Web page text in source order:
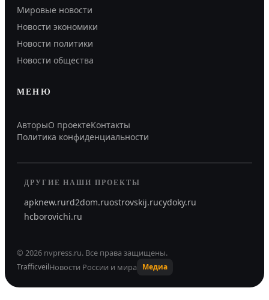
Мировые новости
Новости экономики
Новости политики
Новости общества
МЕНЮ
АвторыО проектеКонтакты
Политика конфиденциальности
ДРУГИЕ НАШИ ПРОЕКТЫ
apknew.rurd2dom.ruostrovskij.rucydoky.ru
hcborovichi.ru
© 2026 nvpress.ru. Все права защищены.
TrafficveilНовости России и мира Медиа